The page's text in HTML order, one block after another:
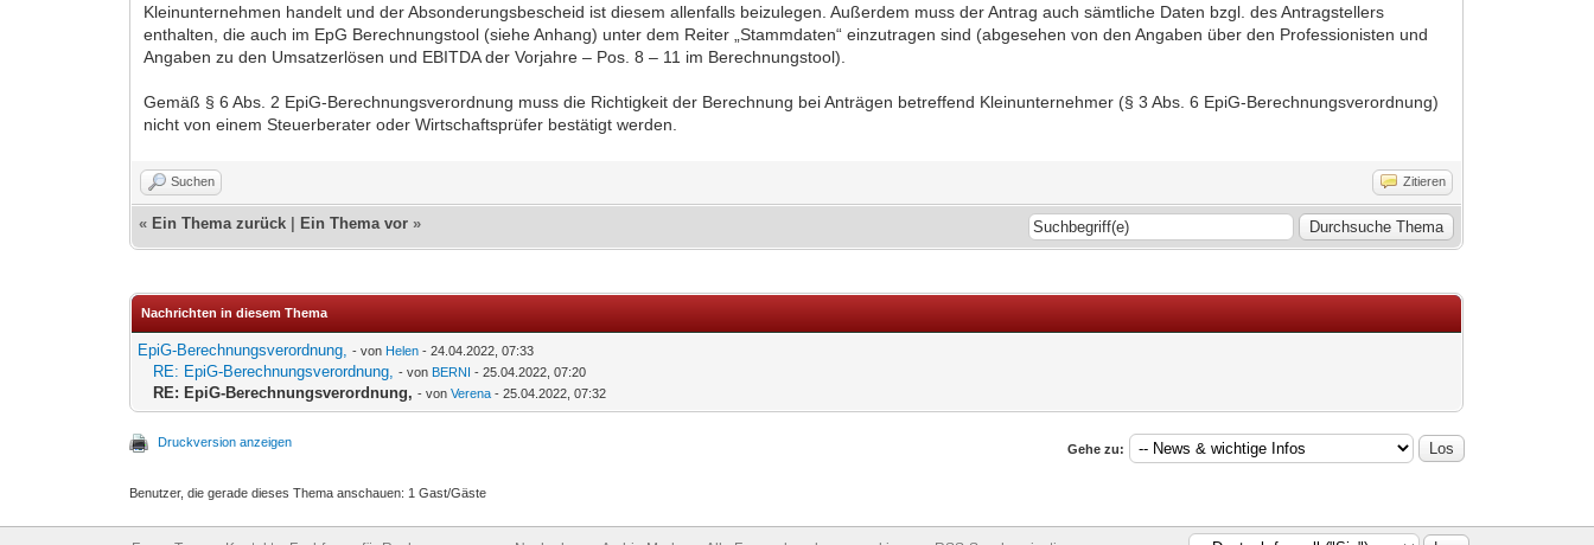
Kleinunternehmen handelt und der Absonderungsbescheid ist diesem allenfalls beizulegen. Außerdem muss der Antrag auch sämtliche Daten bzgl. des Antragstellers
enthalten, die auch im EpG Berechnungstool (siehe Anhang) unter dem Reiter „Stammdaten“ einzutragen sind (abgesehen von den Angaben über den Professionisten und
Angaben zu den Umsatzerlösen und EBITDA der Vorjahre – Pos. 8 – 11 im Berechnungstool).
Gemäß § 6 Abs. 2 EpiG-Berechnungsverordnung muss die Richtigkeit der Berechnung bei Anträgen betreffend Kleinunternehmer (§ 3 Abs. 6 EpiG-Berechnungsverordnung)
nicht von einem Steuerberater oder Wirtschaftsprüfer bestätigt werden.
Suchen Zitieren
« Ein Thema zurück Ein Thema vor »
Nachrichten in diesem Thema
EpiG-Berechnungsverordnung, - von Helen - 24.04.2022, 07:33
RE: EpiG-Berechnungsverordnung, - von BERNI - 25.04.2022, 07:20
RE: EpiG-Berechnungsverordnung, - vonVerena - 25.04.2022, 07:32
Druckversion anzeigen Gehe zu:
Benutzer, die gerade dieses Thema anschauen: 1 Gast/Gäste